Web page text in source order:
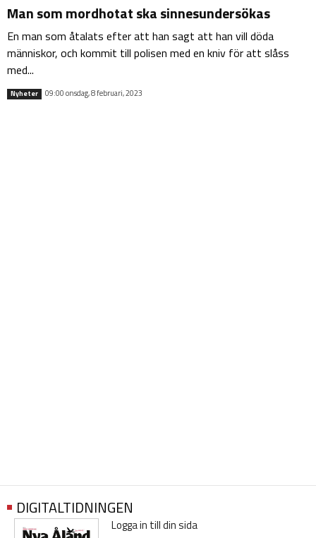
Man som mordhotat ska sinnesundersökas
En man som åtalats efter att han sagt att han vill döda
människor, och kommit till polisen med en kniv för att slåss
med...
Nyheter 09:00 onsdag, 8 februari, 2023
DIGITALTIDNINGEN
Logga in till din sida